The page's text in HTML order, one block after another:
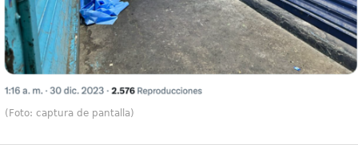
(Foto: captura de pantalla)